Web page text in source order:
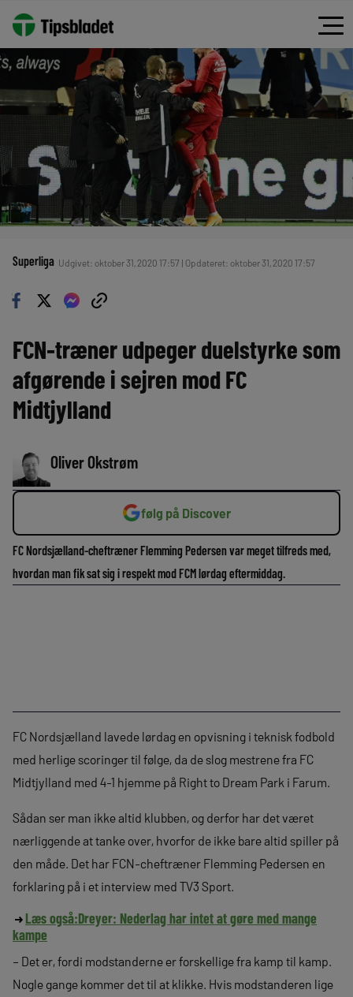
Superliga Udgivet: oktober 31, 2020 17:57 | Opdateret: oktober 31, 2020 17:57
FCN-træner udpeger duelstyrke som
afgørende i sejren mod FC
Midtjylland
Oliver Okstrøm
følg på Discover
FC Nordsjælland-cheftræner Flemming Pedersen var meget tilfreds med,
hvordan man fik sat sig i respekt mod FCM lørdag eftermiddag.
FC Nordsjælland lavede lørdag en opvisning i teknisk fodbold
med herlige scoringer til følge, da de slog mestrene fra FC
Midtjylland med 4-1 hjemme på Right to Dream Park i Farum.
Sådan ser man ikke altid klubben, og derfor har det været
nærliggende at tanke over, hvorfor de ikke bare altid spiller på
den måde. Det har FCN-cheftræner Flemming Pedersen en
forklaring på i et interview med TV3 Sport.
Læs også:Dreyer: Nederlag har intet at gøre med mange
kampe
– Det er, fordi modstanderne er forskellige fra kamp til kamp.
Nogle gange kommer det til at klikke. Hvis modstanderen lige